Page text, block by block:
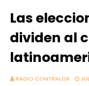
Las
dividen al
RADIO CONTRALOR